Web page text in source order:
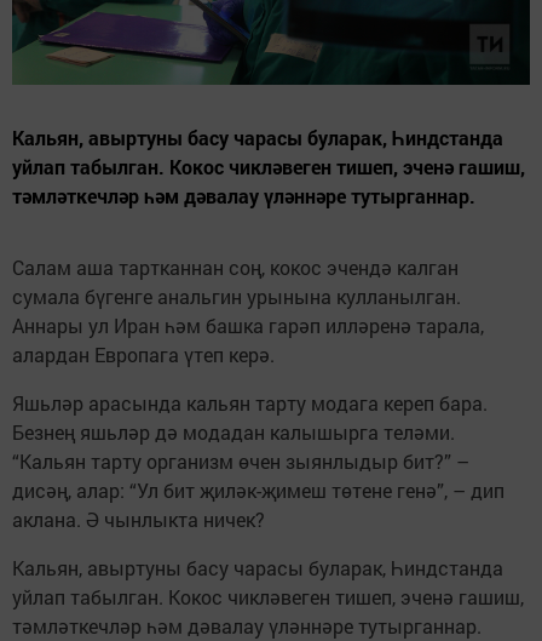
Кальян, авыртуны басу чарасы буларак, Һиндстанда
уйлап табылган. Кокос чикләвеген тишеп, эченә гашиш,
тәмләткечләр һәм дәвалау үләннәре тутырганнар.
Салам аша тартканнан соң, кокос эчендә калган
сумала бүгенге анальгин урынына кулланылган.
Аннары ул Иран һәм башка гарәп илләренә тарала,
алардан Европага үтеп керә.
Яшьләр арасында кальян тарту модага кереп бара.
Безнең яшьләр дә модадан калышырга теләми.
“Кальян тарту организм өчен зыянлыдыр бит?” –
дисәң, алар: “Ул бит җиләк-җимеш төтене генә”, – дип
аклана. Ә чынлыкта ничек?
Кальян, авыртуны басу чарасы буларак, Һиндстанда
уйлап табылган. Кокос чикләвеген тишеп, эченә гашиш,
тәмләткечләр һәм дәвалау үләннәре тутырганнар.